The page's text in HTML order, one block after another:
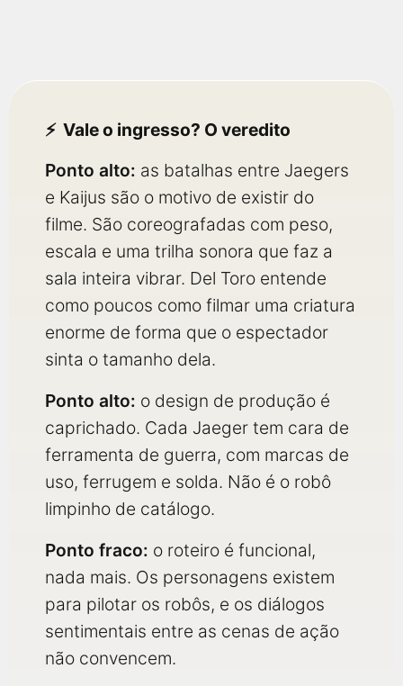
Vale o ingresso? O veredito
Ponto alto: as batalhas entre Jaegers
e Kaijus são o motivo de existir do
filme. São coreografadas com peso,
escala e uma trilha sonora que faz a
sala inteira vibrar. Del Toro entende
como poucos como filmar uma criatura
enorme de forma que o espectador
sinta o tamanho dela.
Ponto alto: o design de produção é
caprichado. Cada Jaeger tem cara de
ferramenta de guerra, com marcas de
uso, ferrugem e solda. Não é o robô
limpinho de catálogo.
Ponto fraco: o roteiro é funcional,
nada mais. Os personagens existem
para pilotar os robôs, e os diálogos
sentimentais entre as cenas de ação
não convencem.